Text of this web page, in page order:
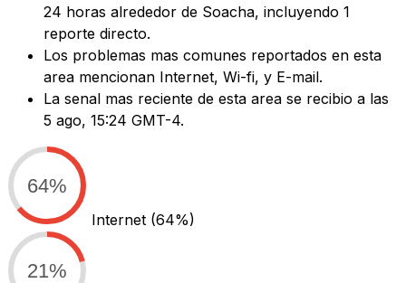
24 horas alrededor de Soacha, incluyendo 1
reporte directo.
Los problemas mas comunes reportados en esta
area mencionan Internet, Wi-fi, y E-mail.
La senal mas reciente de esta area se recibio a las
5 ago, 15:24 GMT-4.
64%
Internet (64%)
21%